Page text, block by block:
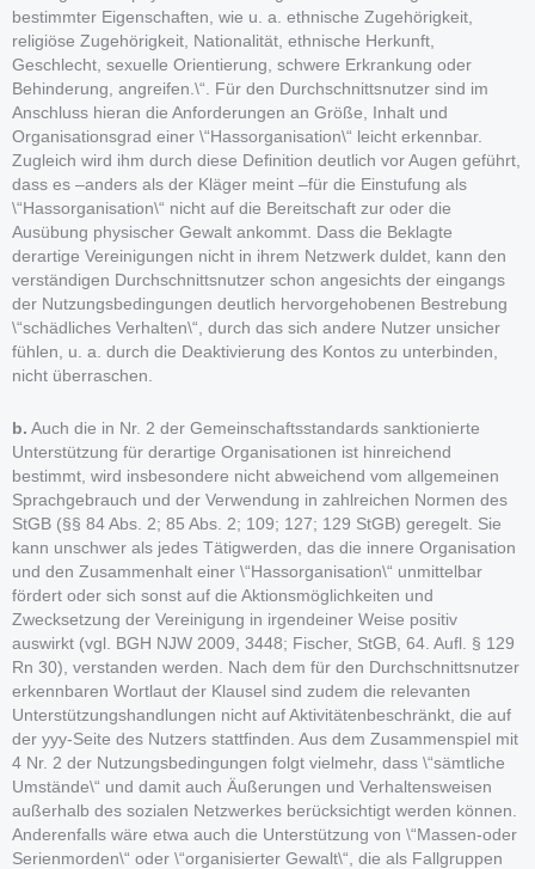
bestimmter Eigenschaften, wie u. a. ethnische Zugehörigkeit,
religiöse Zugehörigkeit, Nationalität, ethnische Herkunft,
Geschlecht, sexuelle Orientierung, schwere Erkrankung oder
Behinderung, angreifen.\“. Für den Durchschnittsnutzer sind im
Anschluss hieran die Anforderungen an Größe, Inhalt und
Organisationsgrad einer \“Hassorganisation\“ leicht erkennbar.
Zugleich wird ihm durch diese Definition deutlich vor Augen geführt,
dass es –anders als der Kläger meint –für die Einstufung als
\“Hassorganisation\“ nicht auf die Bereitschaft zur oder die
Ausübung physischer Gewalt ankommt. Dass die Beklagte
derartige Vereinigungen nicht in ihrem Netzwerk duldet, kann den
verständigen Durchschnittsnutzer schon angesichts der eingangs
der Nutzungsbedingungen deutlich hervorgehobenen Bestrebung
\“schädliches Verhalten\“, durch das sich andere Nutzer unsicher
fühlen, u. a. durch die Deaktivierung des Kontos zu unterbinden,
nicht überraschen.
b. Auch die in Nr. 2 der Gemeinschaftsstandards sanktionierte
Unterstützung für derartige Organisationen ist hinreichend
bestimmt, wird insbesondere nicht abweichend vom allgemeinen
Sprachgebrauch und der Verwendung in zahlreichen Normen des
StGB (§§ 84 Abs. 2; 85 Abs. 2; 109; 127; 129 StGB) geregelt. Sie
kann unschwer als jedes Tätigwerden, das die innere Organisation
und den Zusammenhalt einer \“Hassorganisation\“ unmittelbar
fördert oder sich sonst auf die Aktionsmöglichkeiten und
Zwecksetzung der Vereinigung in irgendeiner Weise positiv
auswirkt (vgl. BGH NJW 2009, 3448; Fischer, StGB, 64. Aufl. § 129
Rn 30), verstanden werden. Nach dem für den Durchschnittsnutzer
erkennbaren Wortlaut der Klausel sind zudem die relevanten
Unterstützungshandlungen nicht auf Aktivitätenbeschränkt, die auf
der yyy-Seite des Nutzers stattfinden. Aus dem Zusammenspiel mit
4 Nr. 2 der Nutzungsbedingungen folgt vielmehr, dass \“sämtliche
Umstände\“ und damit auch Äußerungen und Verhaltensweisen
außerhalb des sozialen Netzwerkes berücksichtigt werden können.
Anderenfalls wäre etwa auch die Unterstützung von \“Massen-oder
Serienmorden\“ oder \“organisierter Gewalt\“, die als Fallgruppen